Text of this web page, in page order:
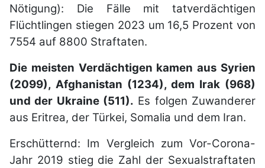
Nötigung): Die Fälle mit tatverdächtigen
Flüchtlingen stiegen 2023 um 16,5 Prozent von
7554 auf 8800 Straftaten.
Die meisten Verdächtigen kamen aus Syrien
(2099), Afghanistan (1234), dem Irak (968)
und der Ukraine (511). Es folgen Zuwanderer
aus Eritrea, der Türkei, Somalia und dem Iran.
Erschütternd: Im Vergleich zum Vor-Corona-
Jahr 2019 stieg die Zahl der Sexualstraftaten